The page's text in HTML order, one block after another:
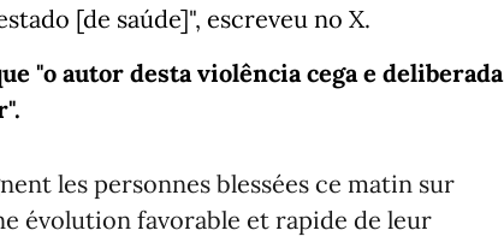
[de saúde]", escreveu no X.
"o autor desta violência cega e deliberada
les personnes blessées ce matin sur
évolution favorable et rapide de leur